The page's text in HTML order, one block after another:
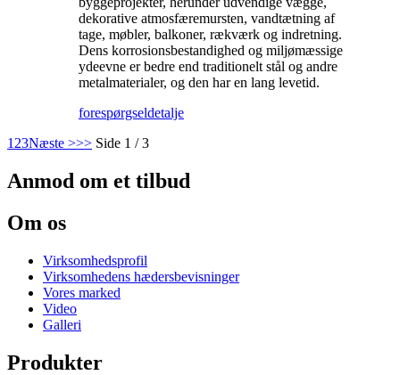
dekorative atmosfæremursten, vandtætning af
tage, møbler, balkoner, rækværk og indretning.
Dens korrosionsbestandighed og miljømæssige
ydeevne er bedre end traditionelt stål og andre
metalmaterialer, og den har en lang levetid.
forespørgseldetalje
1 23Næste >>> Side 1 / 3
Anmod om et tilbud
Om os
Virksomhedsprofil
Virksomhedens hædersbevisninger
Vores marked
Video
Galleri
Produkter